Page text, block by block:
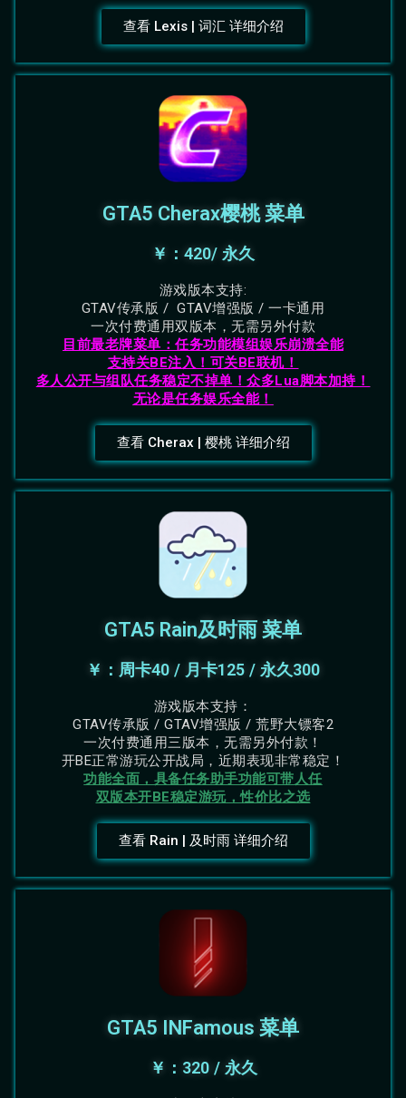
查看 Lexis | 词汇 详细介绍
GTA5 Cherax樱桃 菜单
￥：420/ 永久
游戏版本支持:
GTAV传承版 / GTAV增强版 / 一卡通用
一次付费通用双版本，无需另外付款
目前最老牌菜单：任务功能模组娱乐崩溃全能
支持关BE注入！可关BE联机！
多人公开与组队任务稳定不掉单！众多Lua脚本加持！
无论是任务娱乐全能！
查看 Cherax | 樱桃 详细介绍
GTA5 Rain及时雨 菜单
￥：周卡40 / 月卡125 / 永久300
游戏版本支持：
GTAV传承版 / GTAV增强版 / 荒野大镖客2
一次付费通用三版本，无需另外付款！
开BE正常游玩公开战局，近期表现非常稳定！
功能全面，具备任务助手功能可带人任
双版本开BE稳定游玩，性价比之选
查看 Rain | 及时雨 详细介绍
GTA5 INFamous 菜单
￥：320 / 永久